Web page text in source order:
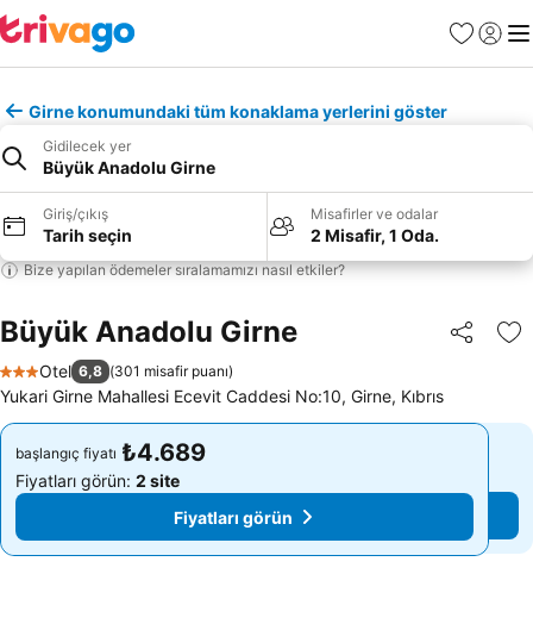
Favoriler
Giriş
Girne konumundaki tüm konaklama yerlerini göster
Gidilecek yer
Büyük Anadolu Girne
Giriş/çıkış
Tarih seçin
Misafirler ve odalar
2 Misafir, 1 Oda.
Bize yapılan ödemeler sıralamamızı nasıl etkiler?
Büyük Anadolu Girne Paylaş
3 Yıldız
Otel 6,8 (301 misafir puanı)
Yukari Girne Mahallesi Ecevit Caddesi No:10, Girne, Kıbrıs
başlangıç fiyatı ₺4.689
Fiyatları görün: 2 site
Fiyatları görün
başlangıç fiyatı ₺4.689
Fiyatları görün: 2 site
Fiyatları görün